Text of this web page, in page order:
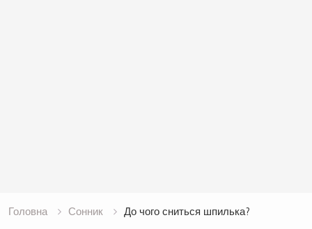
Головна Сонник До чого сниться шпилька?